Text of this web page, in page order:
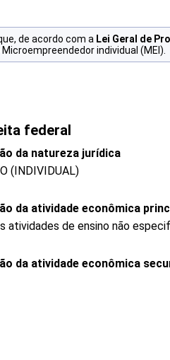
de acordo com a Lei Geral de
individual (MEI).
federal
da natureza jurídica
(INDIVIDUAL)
da atividade econômica
atividades de ensino não
da atividade econômica